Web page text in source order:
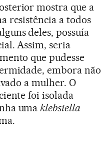
mostra que a
resistência a todos
deles, possuía
Assim, seria
que pudesse
embora não
a mulher. O
foi isolada
umaklebsiella